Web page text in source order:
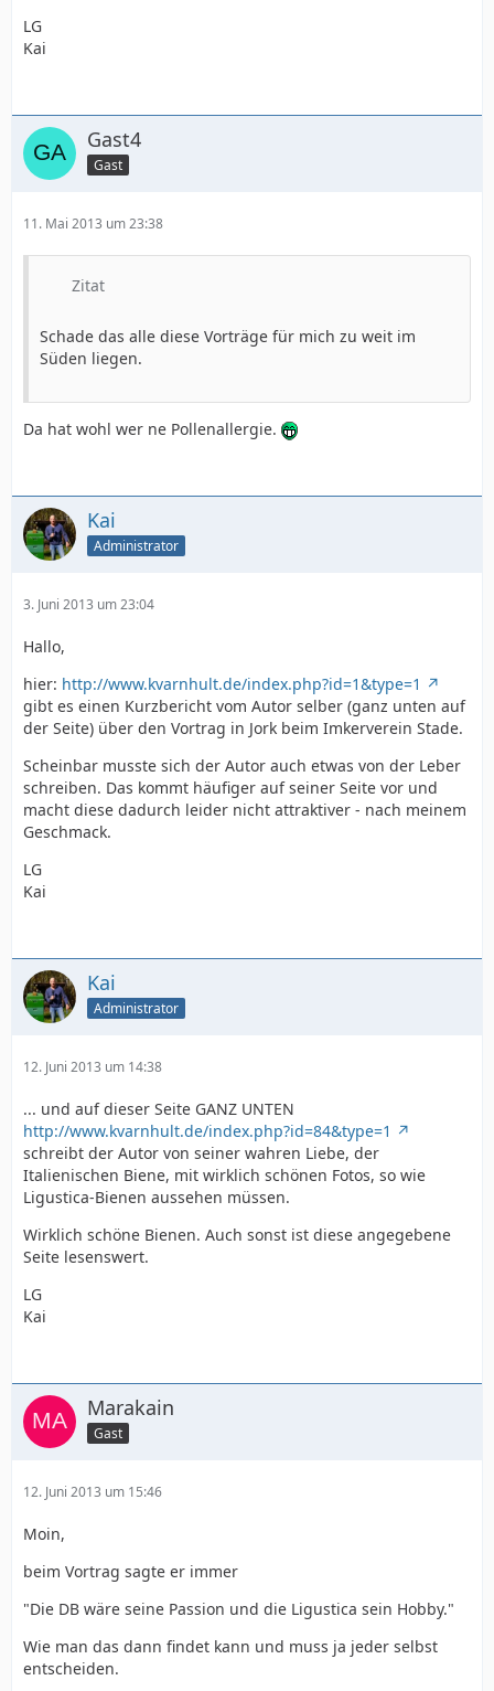
LG
Kai
Gast4
Gast
11. Mai 2013 um 23:38
Zitat
Schade das alle diese Vorträge für mich zu weit im
Süden liegen.
Da hat wohl wer ne Pollenallergie.
Kai
Administrator
3. Juni 2013 um 23:04
Hallo,
hier: http://www.kvarnhult.de/index.php?id=1&type=1
gibt es einen Kurzbericht vom Autor selber (ganz unten auf
der Seite) über den Vortrag in Jork beim Imkerverein Stade.
Scheinbar musste sich der Autor auch etwas von der Leber
schreiben. Das kommt häufiger auf seiner Seite vor und
macht diese dadurch leider nicht attraktiver - nach meinem
Geschmack.
LG
Kai
Kai
Administrator
12. Juni 2013 um 14:38
... und auf dieser Seite GANZ UNTEN
http://www.kvarnhult.de/index.php?id=84&type=1
schreibt der Autor von seiner wahren Liebe, der
Italienischen Biene, mit wirklich schönen Fotos, so wie
Ligustica-Bienen aussehen müssen.
Wirklich schöne Bienen. Auch sonst ist diese angegebene
Seite lesenswert.
LG
Kai
Marakain
Gast
12. Juni 2013 um 15:46
Moin,
beim Vortrag sagte er immer
"Die DB wäre seine Passion und die Ligustica sein Hobby."
Wie man das dann findet kann und muss ja jeder selbst
entscheiden.